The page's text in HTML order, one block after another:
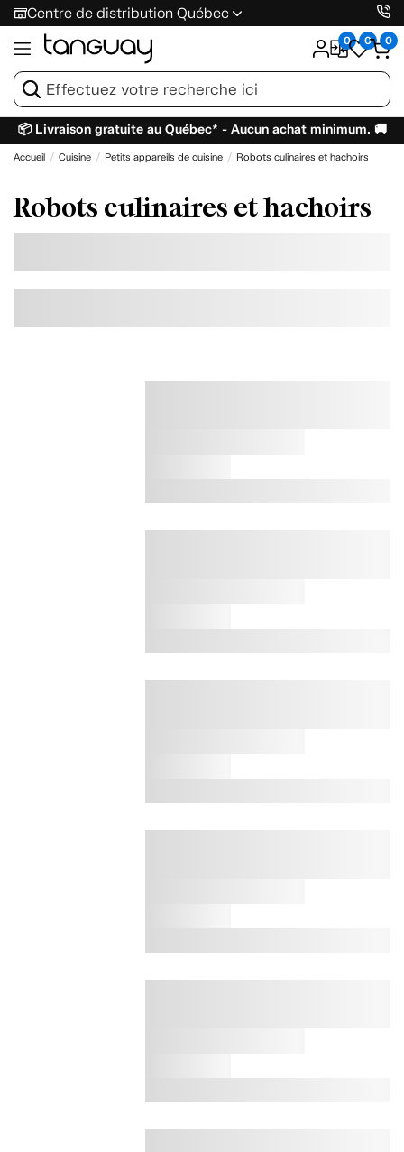
Centre de distribution Québec
0 0 0
📦 Livraison gratuite au Québec* - Aucun achat minimum. 🚚
Accueil Cuisine Petits appareils de cuisine Robots culinaires et hachoirs
Robots culinaires et hachoirs